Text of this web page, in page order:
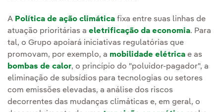
A Política de ação climática fixa entre suas linhas de
atuação prioritárias a eletrificação da economia. Para
tal, o Grupo apoiará iniciativas regulatórias que
promovam, por exemplo, a mobilidade elétrica e as
bombas de calor, o princípio do "poluidor-pagador", a
eliminação de subsídios para tecnologias ou setores
com emissões elevadas, a análise dos riscos
decorrentes das mudanças climáticas e, em geral, o